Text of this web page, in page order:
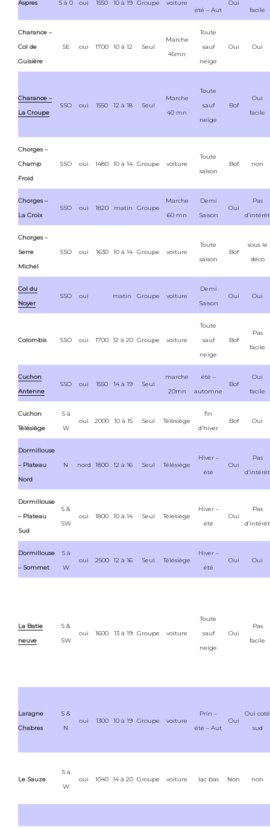
Aspres S à 0 oui 1550 10 à 19 Groupe
voiture
été – Aut
Oui
facile
Charance –
Col de
Guisière
SE oui 1700 10 à 12 Seul
Marche
45mn
Toute
sauf
neige
Oui Oui
Charance –
La Croupe
SSO oui 1550 12 à 18 Seul
Marche
40 mn
Toute
sauf
neige
Bof
Oui
facile
Chorges –
Champ
Froid
SSO oui 1480 10 à 14 Groupe voiture
Toute
saison
Bof non
Chorges –
La Croix
SSO oui 1820 matin Groupe
Marche
60 mn
Demi
Saison
Oui
Pas
d’intérêt
Chorges –
Serre
Michel
SSO oui 1630 10 à 14 Groupe voiture
Toute
saison
Bof
sous le
déco
Col du
Noyer
SSO oui matin Groupe voiture
Demi
Saison
Oui Oui
Colombis SSO oui 1700 12 à 20 Groupe voiture
Toute
sauf
neige
Bof
Pas
facile
Cuchon
Antenne
SSO oui 1550 14 à 19 Seul
marche
20mn
été –
automne
Bof
Oui
facile
Cuchon
Télésiège
S à
W
oui 2000 10 à 15 Seul Télésiège
fin
d’hiver
Bof Oui
Dormillouse
– Plateau
Nord
N nord 1800 12 à 16 Seul Télésiège
Hiver –
été
Oui
Pas
d’intérêt
Dormillouse
– Plateau
Sud
S &
SW
oui 1800 10 à 14 Seul Télésiège
Hiver –
été
Oui
Pas
d’intérêt
Dormillouse
– Sommet
S à
W
oui 2500 12 à 16 Seul Télésiège
Hiver –
été
Oui Oui
La Batie
neuve
S &
SW
oui 1600 13 à 19 Groupe voiture
Toute
sauf
neige
Oui
Pas
facile
Laragne
Chabres
S &
N
oui 1300 10 à 19 Groupe voiture
Prin –
été – Aut
Oui
Oui coté
sud
Le Sauze
S à
W
oui 1040 14 à 20 Groupe voiture lac bas Non non